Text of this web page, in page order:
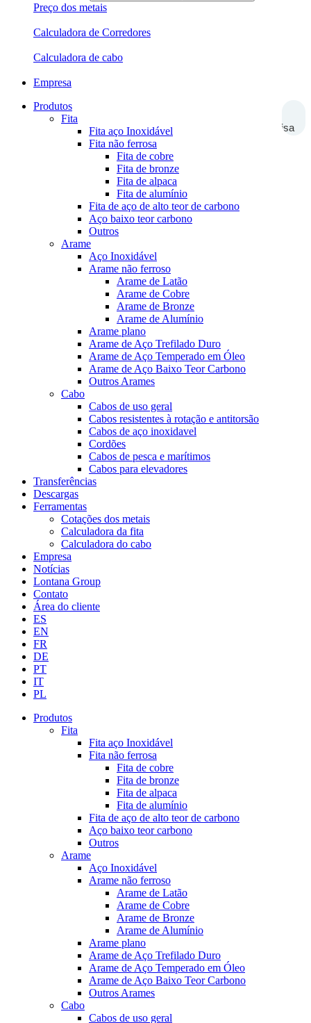
Preço dos metais
Calculadora de Corredores
Calculadora de cabo
Empresa
Pesquisa
Produtos
Fita
Fita aço Inoxidável
Fita não ferrosa
Fita de cobre
Fita de bronze
Fita de alpaca
Fita de alumínio
Fita de aço de alto teor de carbono
Aço baixo teor carbono
Outros
Arame
Aço Inoxidável
Arame não ferroso
Arame de Latão
Arame de Cobre
Arame de Bronze
Arame de Alumínio
Arame plano
Arame de Aço Trefilado Duro
Arame de Aço Temperado em Óleo
Arame de Aço Baixo Teor Carbono
Outros Arames
Cabo
Cabos de uso geral
Cabos resistentes à rotação e antitorsão
Cabos de aço inoxidavel
Cordões
Cabos de pesca e marítimos
Cabos para elevadores
Transferências
Descargas
Ferramentas
Cotações dos metais
Calculadora da fita
Calculadora do cabo
Empresa
Notícias
Lontana Group
Contato
Área do cliente
ES
EN
FR
DE
PT
IT
PL
Produtos
Fita
Fita aço Inoxidável
Fita não ferrosa
Fita de cobre
Fita de bronze
Fita de alpaca
Fita de alumínio
Fita de aço de alto teor de carbono
Aço baixo teor carbono
Outros
Arame
Aço Inoxidável
Arame não ferroso
Arame de Latão
Arame de Cobre
Arame de Bronze
Arame de Alumínio
Arame plano
Arame de Aço Trefilado Duro
Arame de Aço Temperado em Óleo
Arame de Aço Baixo Teor Carbono
Outros Arames
Cabo
Cabos de uso geral